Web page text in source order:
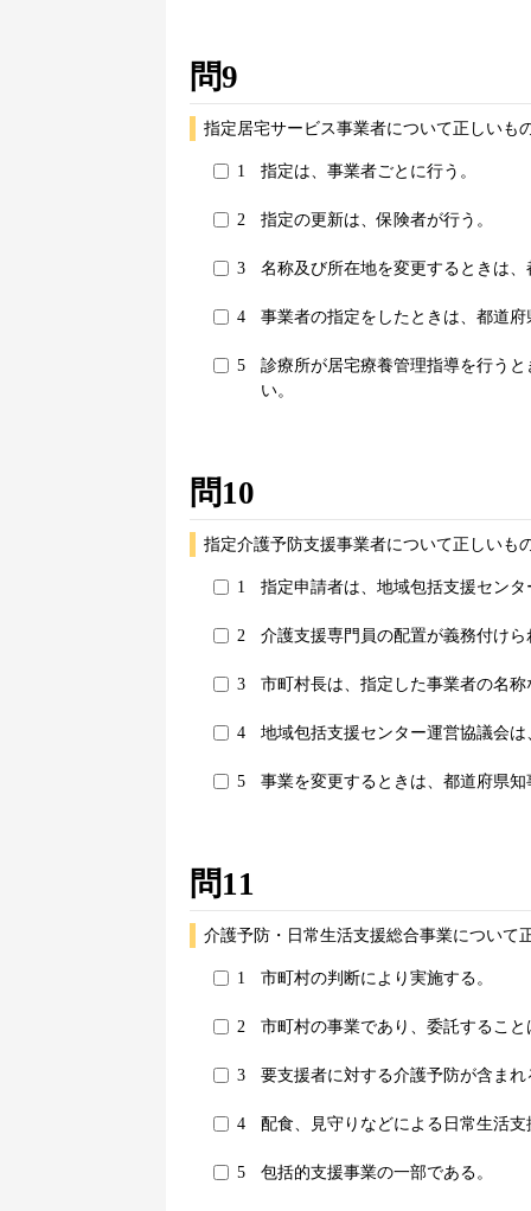
問9
指定居宅サービス事業者について正しいも
1 指定は、事業者ごとに行う。
2 指定の更新は、保険者が行う。
3 名称及び所在地を変更するときは
4 事業者の指定をしたときは、都道
5
診療所が居宅療養管理指導を行う
い。
問10
指定介護予防支援事業者について正しいも
1 指定申請者は、地域包括支援セン
2 介護支援専門員の配置が義務付けら
3 市町村長は、指定した事業者の名
4 地域包括支援センター運営協議会
5 事業を変更するときは、都道府県
問11
介護予防・日常生活支援総合事業について
1 市町村の判断により実施する。
2 市町村の事業であり、委託するこ
3 要支援者に対する介護予防が含まれ
4 配食、見守りなどによる日常生活
5 包括的支援事業の一部である。